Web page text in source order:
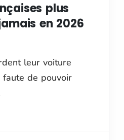
plus
en 2026
leur voiture
de pouvoir